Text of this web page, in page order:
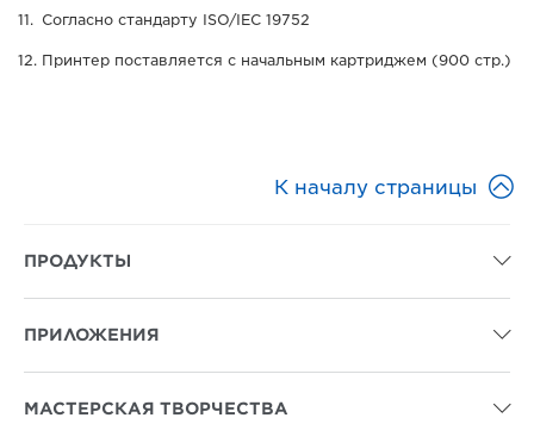
Согласно стандарту ISO/IEC 19752
Принтер поставляется с начальным картриджем (900 стр.)
К началу страницы 
ПРОДУКТЫ 
ПРИЛОЖЕНИЯ 
МАСТЕРСКАЯ ТВОРЧЕСТВА 